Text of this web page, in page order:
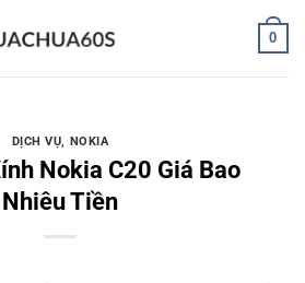
0
DỊCH VỤ, NOKIA
Nokia C20 Giá Bao
Nhiêu Tiền